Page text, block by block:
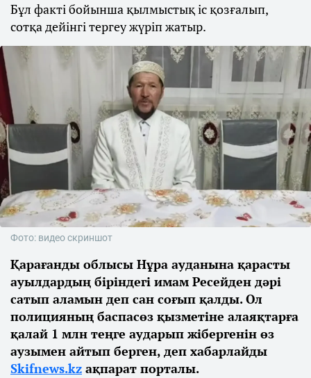
Бұл факті бойынша қылмыстық іс қозғалып,
сотқа дейінгі тергеу жүріп жатыр.
Фото: видео скриншот
Қарағанды облысы Нұра ауданына қарасты
ауылдардың біріндегі имам Ресейден дәрі
сатып аламын деп сан соғып қалды. Ол
полицияның баспасөз қызметіне алаяқтарға
қалай 1 млн теңге аударып жібергенін өз
аузымен айтып берген, деп хабарлайды
Skifnews.kz ақпарат порталы.